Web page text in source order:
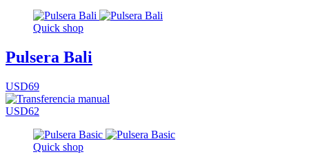
Quick shop
Pulsera Bali
USD69
USD62
Quick shop